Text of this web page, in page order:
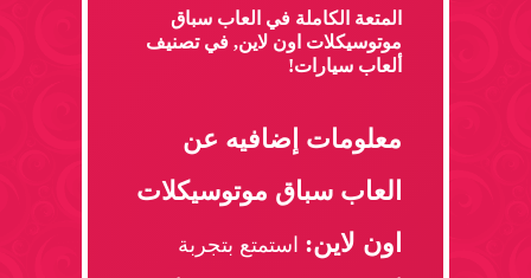
المتعة الكاملة في العاب سباق
موتوسيكلات اون لاين, في تصنيف
ألعاب سيارات!
معلومات إضافيه عن
العاب سباق موتوسيكلات
اون لاين: استمتع بتجربة